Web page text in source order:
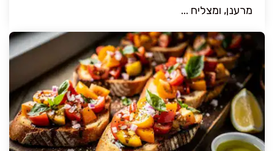
מרענן, ומצליח ...